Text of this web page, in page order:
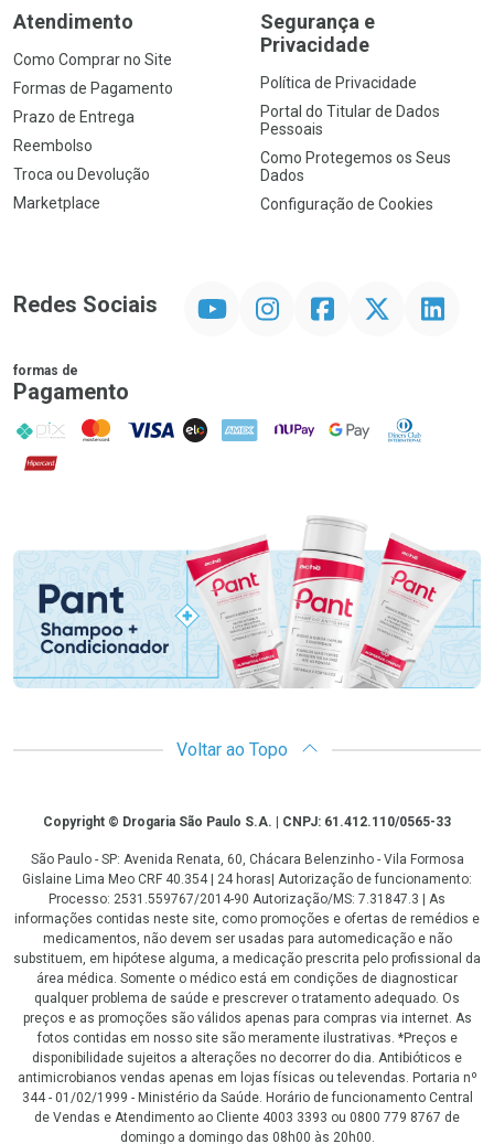
Atendimento
Como Comprar no Site
Formas de Pagamento
Prazo de Entrega
Reembolso
Troca ou Devolução
Marketplace
Segurança e
Privacidade
Política de Privacidade
Portal do Titular de Dados
Pessoais
Como Protegemos os Seus
Dados
Configuração de Cookies
Redes Sociais InstagramFacebookTwitter Linkedin
formas de
Pagamento
PIX MasterCard
VISA ELO AMEX NuPay Google PayDiners Club
Hipercard
Promoção em Destaque
Voltar ao Topo
CopyrightCopyright © Drogaria São Paulo S.A. | CNPJ: 61.412.110/0565-33
São Paulo - SP: Avenida Renata, 60, Chácara Belenzinho - Vila Formosa
Gislaine Lima Meo CRF 40.354 | 24 horas| Autorização de funcionamento:
Processo: 2531.559767/2014-90 Autorização/MS: 7.31847.3 | As
informações contidas neste site, como promoções e ofertas de remédios e
medicamentos, não devem ser usadas para automedicação e não
substituem, em hipótese alguma, a medicação prescrita pelo profissional da
área médica. Somente o médico está em condições de diagnosticar
qualquer problema de saúde e prescrever o tratamento adequado. Os
preços e as promoções são válidos apenas para compras via internet. As
fotos contidas em nosso site são meramente ilustrativas. *Preços e
disponibilidade sujeitos a alterações no decorrer do dia. Antibióticos e
antimicrobianos vendas apenas em lojas físicas ou televendas. Portaria nº
344 - 01/02/1999 - Ministério da Saúde. Horário de funcionamento Central
de Vendas e Atendimento ao Cliente 4003 3393 ou 0800 779 8767 de
domingo a domingo das 08h00 às 20h00.